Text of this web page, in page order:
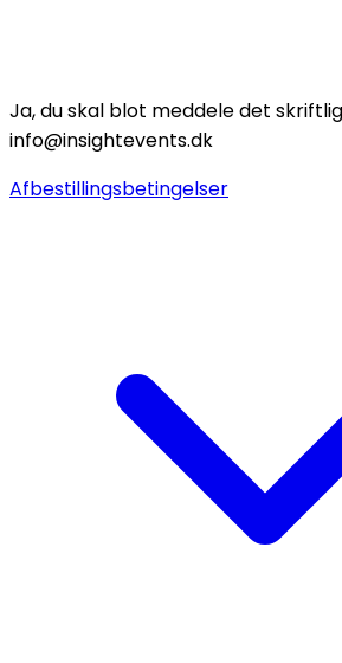
Ja, du skal blot meddele det
info@insightevents.dk
Afbestillingsbetingelser